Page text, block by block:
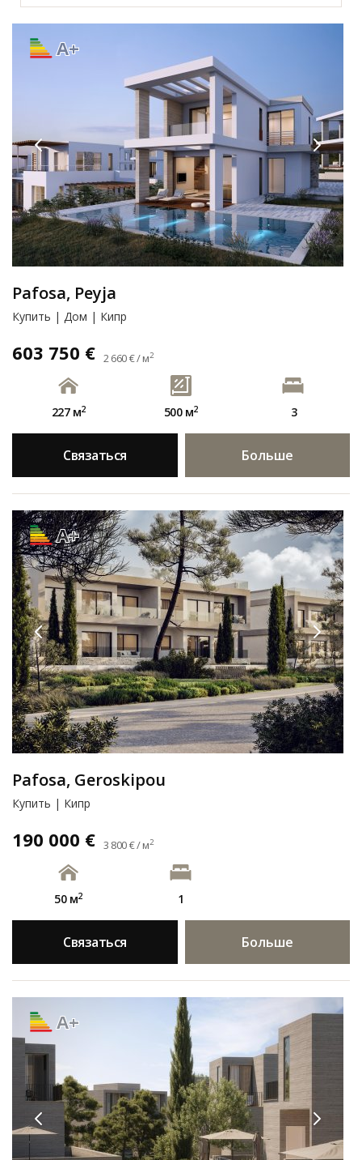
A+
Pafosa, Peyja
Купить | Дом | Кипр
603 750 € 2 660 € / м2
227 м2 500 м2 3
Связаться Больше
A+
Pafosa, Geroskipou
Купить | Кипр
190 000 € 3 800 € / м2
50 м2 1
Связаться Больше
A+